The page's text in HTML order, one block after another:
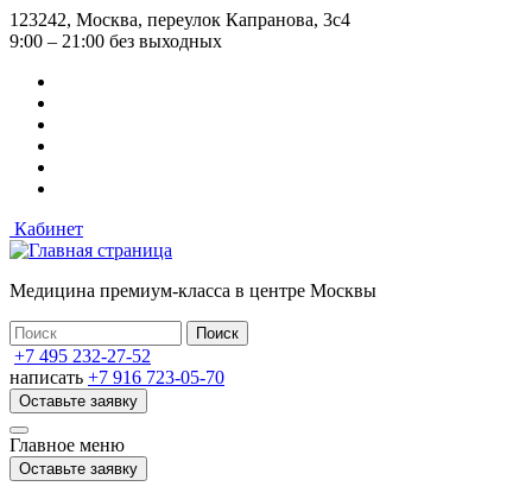
Перейти
к
содержанию
123242, Москва, переулок Капранова, 3с4
9:00 – 21:00 без выходных
Кабинет
Медицина премиум-класса в центре Москвы
+7 495 232-27-52
написать +7 916 723-05-70
Оставьте заявку
Главное меню
Оставьте заявку